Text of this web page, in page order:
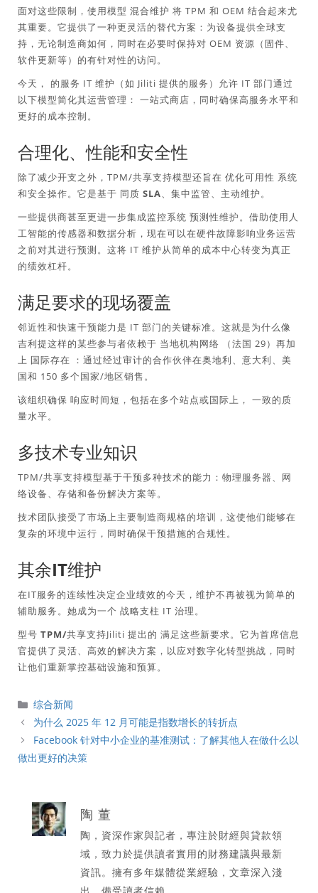
面对这些限制，使用模型 混合维护 将 TPM 和 OEM 结合起来尤
其重要。它提供了一种更灵活的替代方案：为设备提供全球支
持，无论制造商如何，同时在必要时保持对 OEM 资源（固件、
软件更新等）的有针对性的访问。
今天， 的服务 IT 维护（如 Jiliti 提供的服务）允许 IT 部门通过
以下模型简化其运营管理： 一站式商店 ，同时确保高服务水平和
更好的成本控制。
合理化、性能和安全性
除了减少开支之外，TPM/共享支持模型还旨在 优化可用性 系统
和安全操作。它是基于 同质 SLA、集中监管、主动维护。
一些提供商甚至更进一步集成监控系统 预测性维护。借助使用人
工智能的传感器和数据分析，现在可以在硬件故障影响业务运营
之前对其进行预测。这将 IT 维护从简单的成本中心转变为真正
的绩效杠杆。
满足要求的现场覆盖
邻近性和快速干预能力是 IT 部门的关键标准。这就是为什么像
吉利提这样的某些参与者依赖于 当地机构网络 （法国 29）再加
上 国际存在 ：通过经过审计的合作伙伴在奥地利、意大利、美
国和 150 多个国家/地区销售。
该组织确保 响应时间短 ，包括在多个站点或国际上， 一致的质
量水平。
多技术专业知识
TPM/共享支持模型基于干预多种技术的能力：物理服务器、网
络设备、存储和备份解决方案等。
技术团队接受了市场上主要制造商规格的培训，这使他们能够在
复杂的环境中运行，同时确保干预措施的合规性。
其余IT维护
在IT服务的连续性决定企业绩效的今天，维护不再被视为简单的
辅助服务。她成为一个 战略支柱 IT 治理。
型号 TPM/共享支持Jiliti 提出的 满足这些新要求。它为首席信息
官提供了灵活、高效的解决方案，以应对数字化转型挑战，同时
让他们重新掌控基础设施和预算。
分
類
综合新闻
为什么 2025 年 12 月可能是指数增长的转折点
Facebook 针对中小企业的基准测试：了解其他人在做什么以
做出更好的决策
陶 董
陶，資深作家與記者，專注於財經與貸款領
域，致力於提供讀者實用的財務建議與最新
資訊。擁有多年媒體從業經驗，文章深入淺